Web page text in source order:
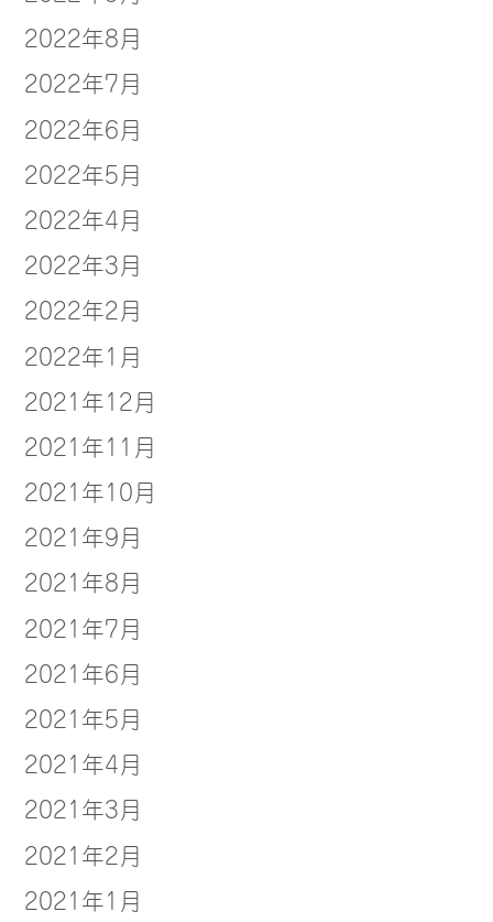
2022年8月
2022年7月
2022年6月
2022年5月
2022年4月
2022年3月
2022年2月
2022年1月
2021年12月
2021年11月
2021年10月
2021年9月
2021年8月
2021年7月
2021年6月
2021年5月
2021年4月
2021年3月
2021年2月
2021年1月